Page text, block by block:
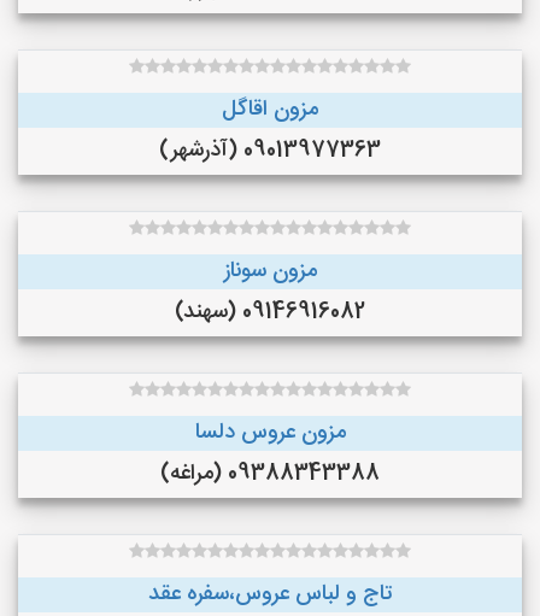
مزون اقاگل
09013977363 (آذرشهر)
مزون سوناز
09146916082 (سهند)
مزون عروس دلسا
09388343388 (مراغه)
تاج و لباس عروس،سفره عقد